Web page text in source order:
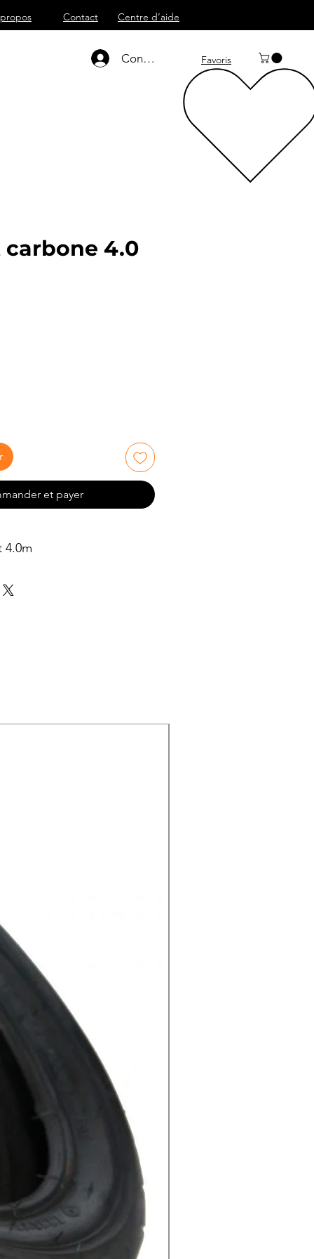
Contact Centre d’aide
Connexion Favoris
4.0
et payer
4.0m